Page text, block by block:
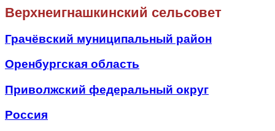
Верхнеигнашкинский сельсовет
Грачёвский муниципальный район
Оренбургская область
Приволжский федеральный округ
Россия